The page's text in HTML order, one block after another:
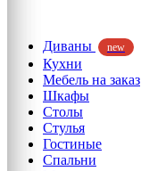
Диваны new
Кухни
Мебель на заказ
Шкафы
Столы
Стулья
Гостиные
Спальни